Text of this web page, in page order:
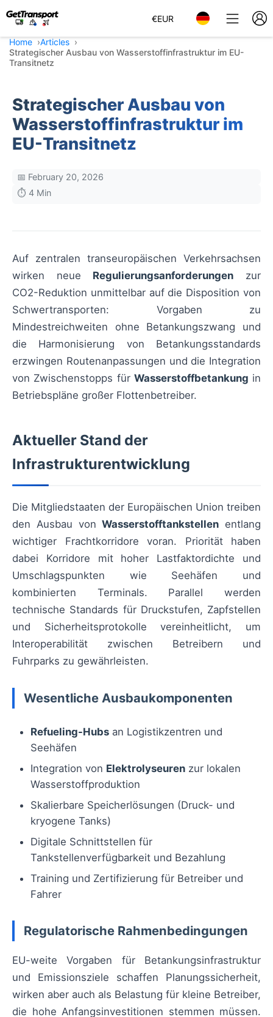
€EUR
Home
Articles
Strategischer Ausbau von Wasserstoffinfrastruktur im EU-
Transitnetz
Strategischer Ausbau von
Wasserstoffinfrastruktur im
EU-Transitnetz
📅 February 20, 2026
⏱️ 4 Min
Auf zentralen transeuropäischen Verkehrsachsen
wirken neue Regulierungsanforderungen zur
CO2-Reduktion unmittelbar auf die Disposition von
Schwertransporten: Vorgaben zu
Mindestreichweiten ohne Betankungszwang und
die Harmonisierung von Betankungsstandards
erzwingen Routenanpassungen und die Integration
von Zwischenstopps für Wasserstoffbetankung in
Betriebspläne großer Flottenbetreiber.
Aktueller Stand der
Infrastrukturentwicklung
Die Mitgliedstaaten der Europäischen Union treiben
den Ausbau vonWasserstofftankstellen entlang
wichtiger Frachtkorridore voran. Priorität haben
dabei Korridore mit hoher Lastfaktordichte und
Umschlagspunkten wie Seehäfen und
kombinierten Terminals. Parallel werden
technische Standards für Druckstufen, Zapfstellen
und Sicherheitsprotokolle vereinheitlicht, um
Interoperabilität zwischen Betreibern und
Fuhrparks zu gewährleisten.
Wesentliche Ausbaukomponenten
Refueling-Hubs an Logistikzentren und
Seehäfen
Integration von Elektrolyseuren zur lokalen
Wasserstoffproduktion
Skalierbare Speicherlösungen (Druck- und
kryogene Tanks)
Digitale Schnittstellen für
Tankstellenverfügbarkeit und Bezahlung
Training und Zertifizierung für Betreiber und
Fahrer
Regulatorische Rahmenbedingungen
EU-weite Vorgaben für Betankungsinfrastruktur
und Emissionsziele schaffen Planungssicherheit,
wirken aber auch als Belastung für kleine Betreiber,
die hohe Anfangsinvestitionen stemmen müssen.